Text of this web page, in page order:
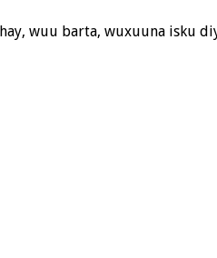
wuu barta, wuxuuna isku